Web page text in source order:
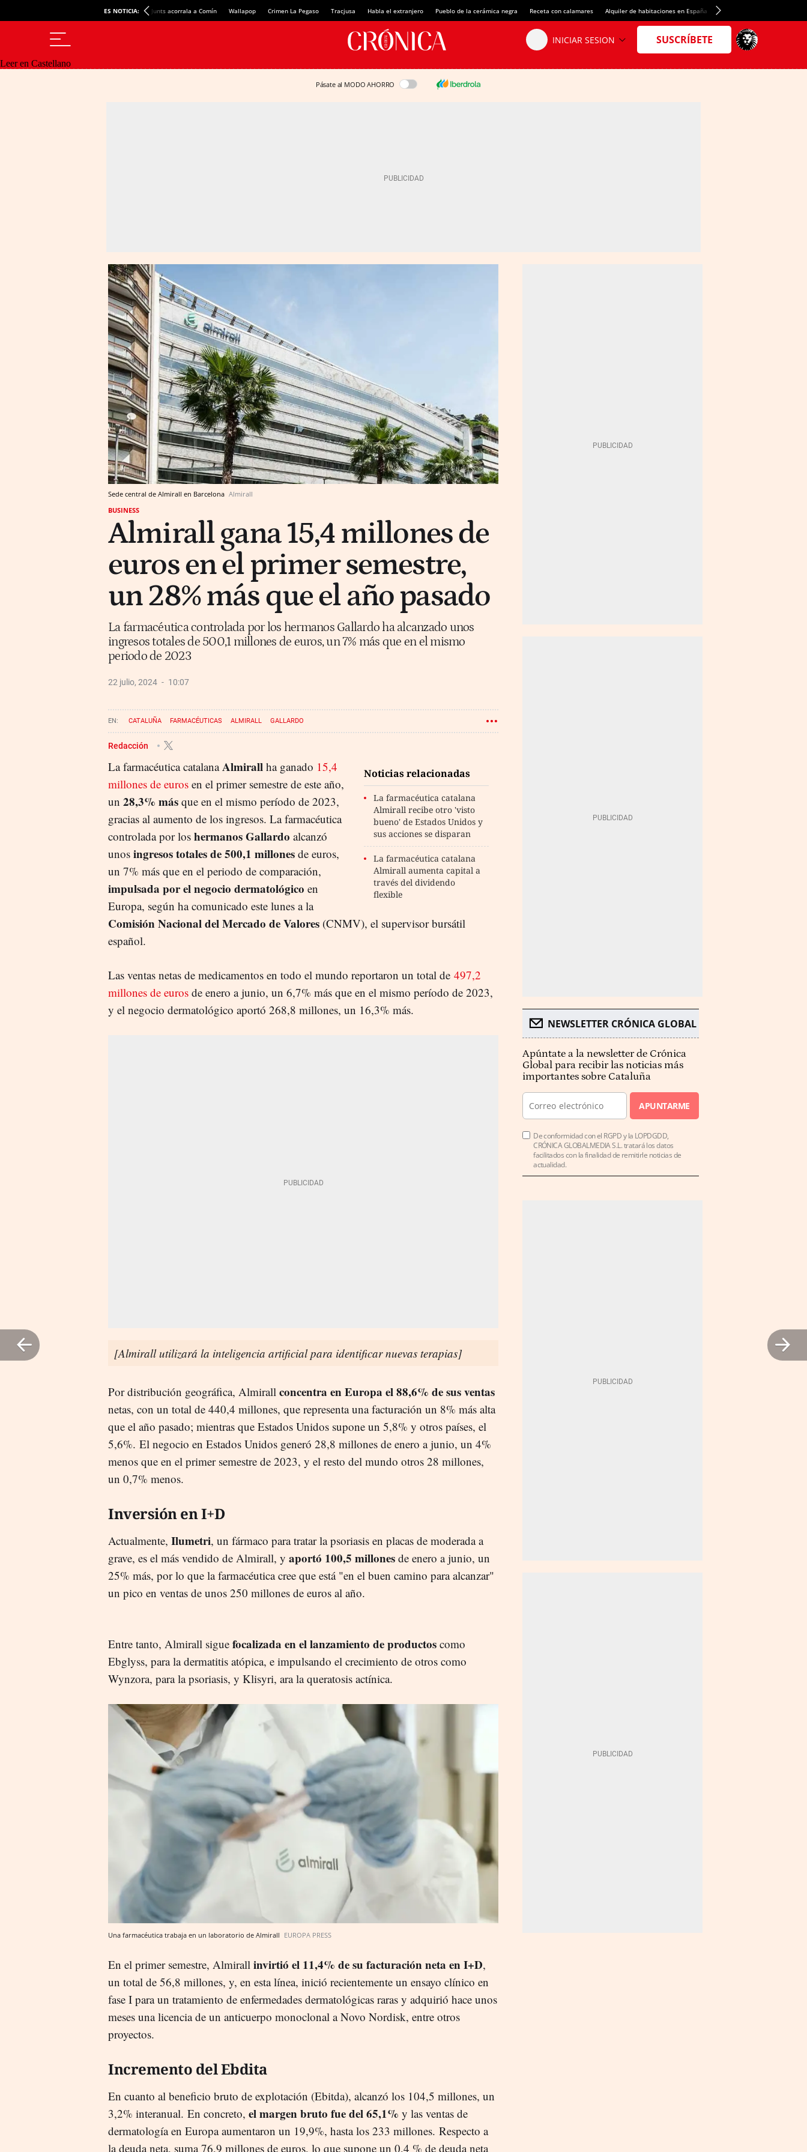
ES NOTICIA: Junts acorrala a Comín Wallapop Crimen La Pegaso Tracjusa Habla el extranjero Pueblo de la cerámica negra Receta con calamares Alquiler de habitaciones en España Crédito del Spotify Camp Nou
Leer en Castellano
Pásate al MODO AHORRO
Sede central de Almirall en Barcelona Almirall
BUSINESS
Almirall gana 15,4 millones de
euros en el primer semestre,
un 28% más que el año pasado
La farmacéutica controlada por los hermanos Gallardo ha alcanzado unos
ingresos totales de 500,1 millones de euros, un 7% más que en el mismo
periodo de 2023
22 julio, 2024 10:07
CATALUÑA FARMACÉUTICAS ALMIRALL GALLARDO
Redacción
Noticias relacionadas
La farmacéutica catalana
Almirall recibe otro 'visto
bueno' de Estados Unidos y
sus acciones se disparan
La farmacéutica catalana
Almirall aumenta capital a
través del dividendo
flexible
La farmacéutica catalanaAlmirall ha ganado 15,4
millones de euros en el primer semestre de este año,
un 28,3% más que en el mismo período de 2023,
gracias al aumento de los ingresos. La farmacéutica
controlada por los hermanos Gallardo alcanzó
unos ingresos totales de 500,1 millones de euros,
un 7% más que en el periodo de comparación,
impulsada por el negocio dermatológico en
Europa, según ha comunicado este lunes a la
Comisión Nacional del Mercado de Valores (CNMV), el supervisor bursátil
español.
Las ventas netas de medicamentos en todo el mundo reportaron un total de 497,2
millones de euros de enero a junio, un 6,7% más que en el mismo período de 2023,
y el negocio dermatológico aportó 268,8 millones, un 16,3% más.
[Almirall utilizará la inteligencia artificial para identificar nuevas terapias]
Por distribución geográfica, Almirall concentra en Europa el 88,6% de sus ventas
netas, con un total de 440,4 millones, que representa una facturación un 8% más alta
que el año pasado; mientras que Estados Unidos supone un 5,8% y otros países, el
5,6%. El negocio en Estados Unidos generó 28,8 millones de enero a junio, un 4%
menos que en el primer semestre de 2023, y el resto del mundo otros 28 millones,
un 0,7% menos.
Inversión en I+D
Actualmente, Ilumetri, un fármaco para tratar la psoriasis en placas de moderada a
grave, es el más vendido de Almirall, y aportó 100,5 millones de enero a junio, un
25% más, por lo que la farmacéutica cree que está "en el buen camino para alcanzar"
un pico en ventas de unos 250 millones de euros al año.
Entre tanto, Almirall sigue focalizada en el lanzamiento de productos como
Ebglyss, para la dermatitis atópica, e impulsando el crecimiento de otros como
Wynzora, para la psoriasis, y Klisyri, ara la queratosis actínica.
Una farmacéutica trabaja en un laboratorio de Almirall EUROPA PRESS
En el primer semestre, Almirall invirtió el 11,4% de su facturación neta en I+D,
un total de 56,8 millones, y, en esta línea, inició recientemente un ensayo clínico en
fase I para un tratamiento de enfermedades dermatológicas raras y adquirió hace unos
meses una licencia de un anticuerpo monoclonal a Novo Nordisk, entre otros
proyectos.
Incremento del Ebdita
En cuanto al beneficio bruto de explotación (Ebitda), alcanzó los 104,5 millones, un
3,2% interanual. En concreto, el margen bruto fue del 65,1% y las ventas de
dermatología en Europa aumentaron un 19,9%, hasta los 233 millones. Respecto a
la deuda neta, suma 76,9 millones de euros, lo que supone un 0,4 % de deuda neta
NEWSLETTER CRÓNICA GLOBAL
Apúntate a la newsletter de Crónica
Global para recibir las noticias más
importantes sobre Cataluña
APUNTARME
De conformidad con el RGPD y la LOPDGDD,
CRÓNICA GLOBALMEDIA S.L. tratará los datos
facilitados con la finalidad de remitirle noticias de
actualidad.